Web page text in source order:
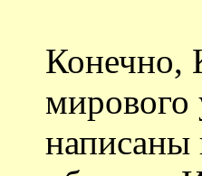
Конечно,
мирового
написаны